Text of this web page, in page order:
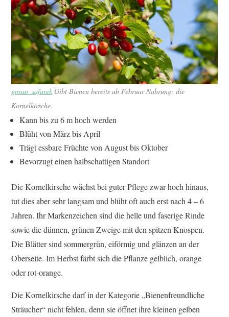
goran_safarek Gibt Bienen bereits ab Februar Nahrung: die
Kornelkirsche.
Kann bis zu 6 m hoch werden
Blüht von März bis April
Trägt essbare Früchte von August bis Oktober
Bevorzugt einen halbschattigen Standort
Die Kornelkirsche wächst bei guter Pflege zwar hoch hinaus,
tut dies aber sehr langsam und blüht oft auch erst nach 4 – 6
Jahren. Ihr Markenzeichen sind die helle und faserige Rinde
sowie die dünnen, grünen Zweige mit den spitzen Knospen.
Die Blätter sind sommergrün, eiförmig und glänzen an der
Oberseite. Im Herbst färbt sich die Pflanze gelblich, orange
oder rot-orange.
Die Kornelkirsche darf in der Kategorie „Bienenfreundliche
Sträucher“ nicht fehlen, denn sie öffnet ihre kleinen gelben